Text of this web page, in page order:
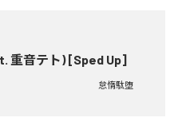
重音テト) [Sped Up]
怠惰駄堕